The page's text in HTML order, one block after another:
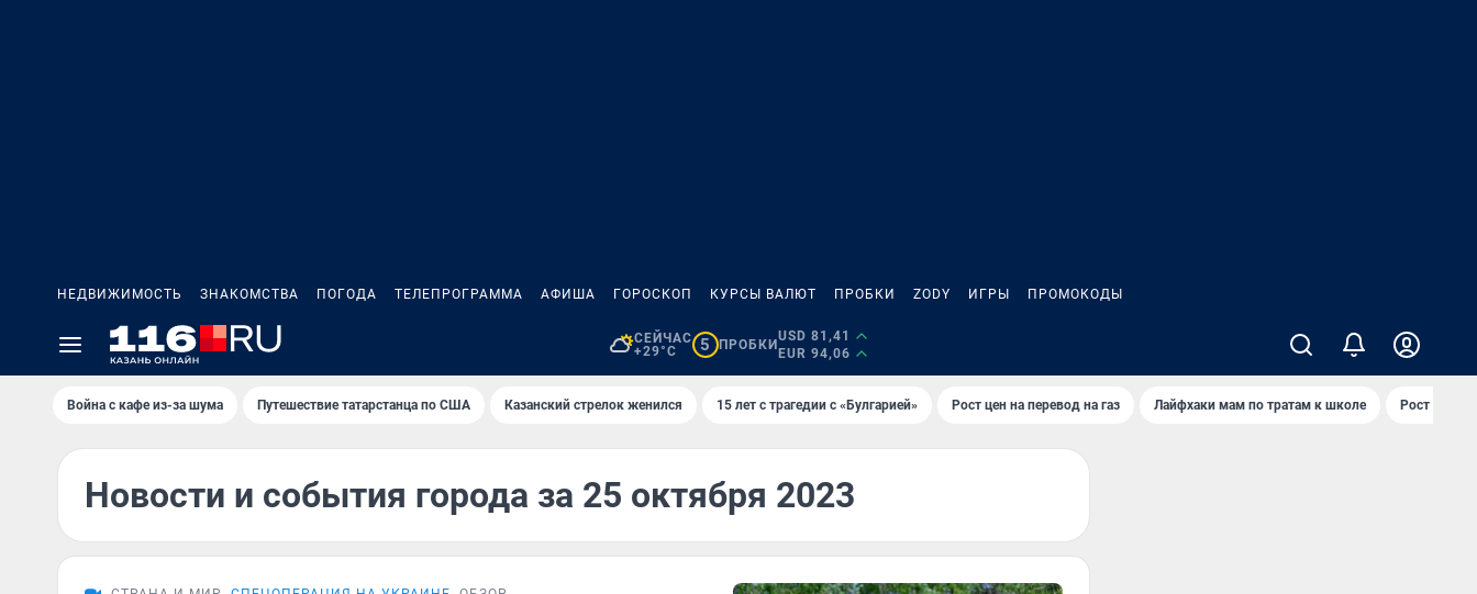
НЕДВИЖИМОСТЬ ЗНАКОМСТВА ПОГОДА ТЕЛЕПРОГРАММА АФИША ГОРОСКОП КУРСЫ ВАЛЮТ ПРОБКИ ZODY ИГРЫ ПРОМОКОДЫ
СЕЙЧАС
+29°C
5 ПРОБКИ
USD 81,41
EUR 94,06
Война с кафе из-за шума Путешествие татарстанца по США Казанский стрелок женился 15 лет с трагедии с «Булгарией» Рост цен на перевод на газ Лайфхаки мам по тратам к школе Рост цен на
Новости и события города за 25 октября 2023